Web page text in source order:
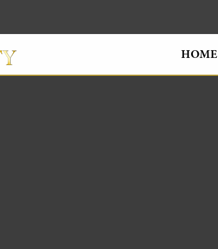
HOME